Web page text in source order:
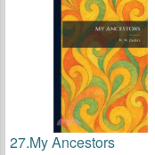
27.My Ancestors